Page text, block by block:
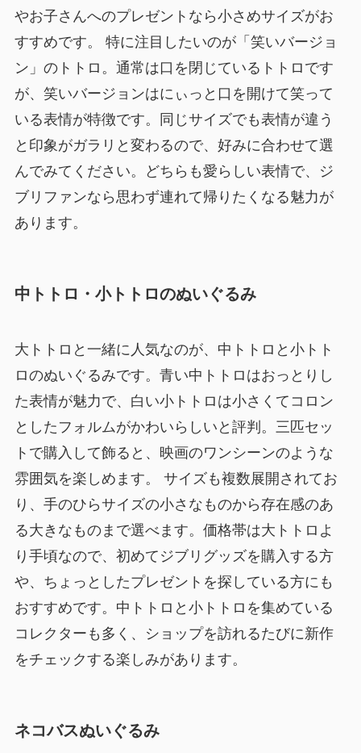
やお子さんへのプレゼントなら小さめサイズがお
すすめです。 特に注目したいのが「笑いバージョ
ン」のトトロ。通常は口を閉じているトトロです
が、笑いバージョンはにぃっと口を開けて笑って
いる表情が特徴です。同じサイズでも表情が違う
と印象がガラリと変わるので、好みに合わせて選
んでみてください。どちらも愛らしい表情で、ジ
ブリファンなら思わず連れて帰りたくなる魅力が
あります。
中トトロ・小トトロのぬいぐるみ
大トトロと一緒に人気なのが、中トトロと小トト
ロのぬいぐるみです。青い中トトロはおっとりし
た表情が魅力で、白い小トトロは小さくてコロン
としたフォルムがかわいらしいと評判。三匹セッ
トで購入して飾ると、映画のワンシーンのような
雰囲気を楽しめます。 サイズも複数展開されてお
り、手のひらサイズの小さなものから存在感のあ
る大きなものまで選べます。価格帯は大トトロよ
り手頃なので、初めてジブリグッズを購入する方
や、ちょっとしたプレゼントを探している方にも
おすすめです。中トトロと小トトロを集めている
コレクターも多く、ショップを訪れるたびに新作
をチェックする楽しみがあります。
ネコバスぬいぐるみ